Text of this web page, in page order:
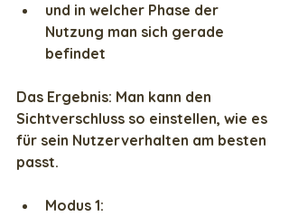
und in welcher Phase der
Nutzung man sich gerade
befindet
Das Ergebnis: Man kann den
Sichtverschluss so einstellen, wie es
für sein Nutzerverhalten am besten
passt.
Modus 1: